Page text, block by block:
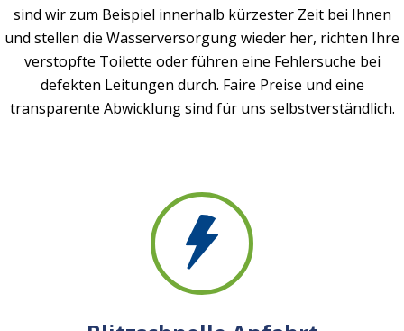
sind wir zum Beispiel innerhalb kürzester Zeit bei Ihnen
und stellen die Wasserversorgung wieder her, richten Ihre
verstopfte Toilette oder führen eine Fehlersuche bei
defekten Leitungen durch. Faire Preise und eine
transparente Abwicklung sind für uns selbstverständlich.